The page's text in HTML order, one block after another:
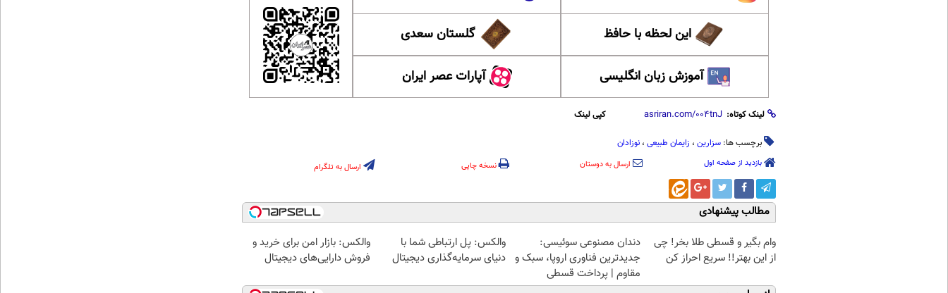
این لحظه با حافظ گلستان سعدی
آموزش زبان انگلیسی آپارات عصر ایران
لینک کوتاه: کپی لینک
برچسب ها: سزارین ، زایمان طبیعی ، نوزادان
بازدید از صفحه اول ارسال به دوستان نسخه چاپی ارسال به تلگرام
مطالب پیشنهادی
وام بگیر و قسطی طلا بخر! چی
از این بهتر!! سریع احراز کن
دندان مصنوعی سوئیسی:
جدیدترین فناوری اروپا، سبک و
مقاوم | پرداخت قسطی
والکس: پل ارتباطی شما با
دنیای سرمایه‌گذاری دیجیتال
والکس: بازار امن برای خرید و
فروش دارایی‌های دیجیتال